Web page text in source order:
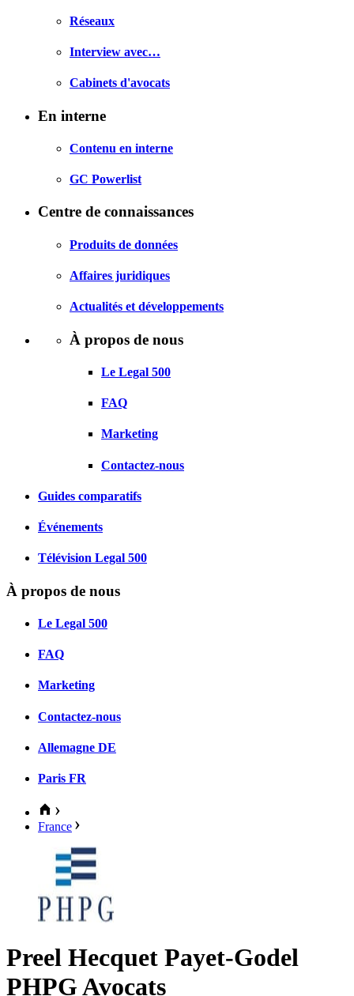
Réseaux
Interview avec…
Cabinets d'avocats
En interne
Contenu en interne
GC Powerlist
Centre de connaissances
Produits de données
Affaires juridiques
Actualités et développements
À propos de nous
Le Legal 500
FAQ
Marketing
Contactez-nous
Guides comparatifs
Événements
Télévision Legal 500
À propos de nous
Le Legal 500
FAQ
Marketing
Contactez-nous
Allemagne DE
Paris FR
France
Preel Hecquet Payet-Godel
PHPG Avocats